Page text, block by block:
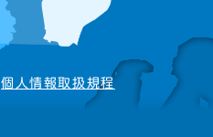
個人情報取扱規程